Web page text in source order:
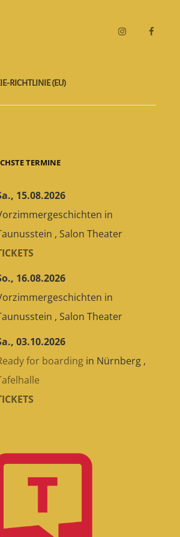
Instagram
RICHTLINIE (EU)
TERMINE
15.08.2026
in
, Salon Theater
16.08.2026
in
, Salon Theater
03.10.2026
for boarding in Nürnberg ,